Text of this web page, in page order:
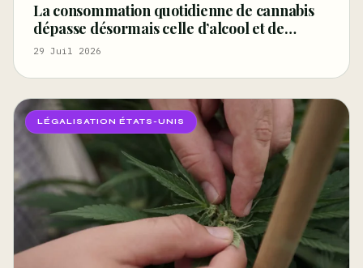
La consommation quotidienne de cannabis
dépasse désormais celle d’alcool et de
cigarettes, selon un rapport fédéral –
29 Juil 2026
LÉGALISATION ÉTATS-UNIS